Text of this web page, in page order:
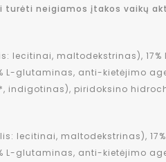
turėti neigiamos įtakos vaikų
lecitinai, maltodekstrinas), 17%
L-glutaminas, anti-kietėjimo
indigotinas), piridoksino
lecitinai, maltodekstrinas),
L-glutaminas, anti-kietėjimo